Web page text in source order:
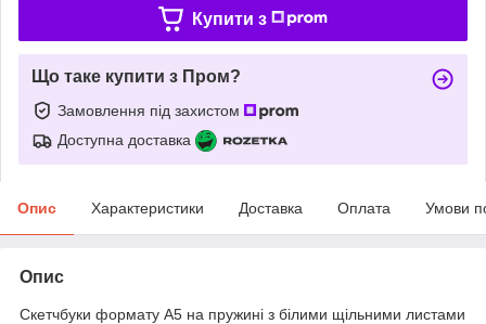
Купити з
Що таке купити з Пром?
Замовлення під захистом
Доступна доставка
Опис Характеристики Доставка Оплата Умови
Опис
Скетчбуки формату А5 на пружині з білими щільними листами